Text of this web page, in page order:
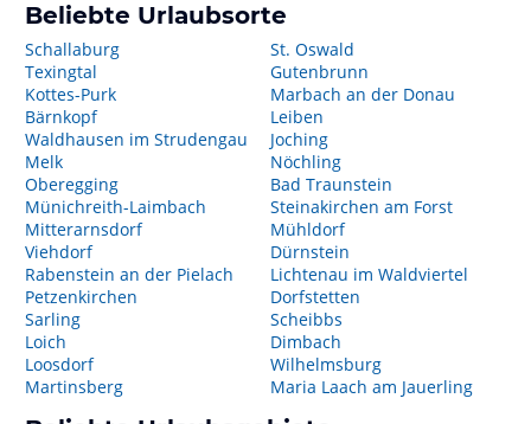
Beliebte Urlaubsorte
Schallaburg
Texingtal
Kottes-Purk
Bärnkopf
Waldhausen im Strudengau
Melk
Oberegging
Münichreith-Laimbach
Mitterarnsdorf
Viehdorf
Rabenstein an der Pielach
Petzenkirchen
Sarling
Loich
Loosdorf
Martinsberg
St. Oswald
Gutenbrunn
Marbach an der Donau
Leiben
Joching
Nöchling
Bad Traunstein
Steinakirchen am Forst
Mühldorf
Dürnstein
Lichtenau im Waldviertel
Dorfstetten
Scheibbs
Dimbach
Wilhelmsburg
Maria Laach am Jauerling